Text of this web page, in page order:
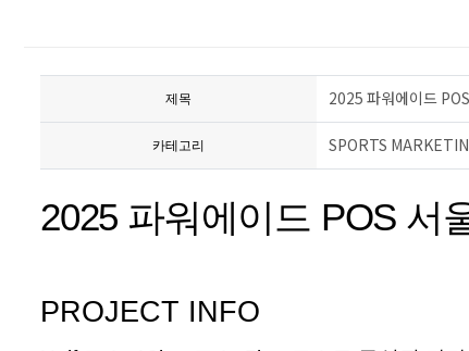
제목 2025 파워에이드
카테고리 SPORTS
2025 파워에이드 POS 서
PROJECT INFO